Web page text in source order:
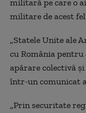
militară pe care o
militare de acest
„Statele Unite ale
cu România
apărare colectivă
într-un comunicat
„Prin securitate